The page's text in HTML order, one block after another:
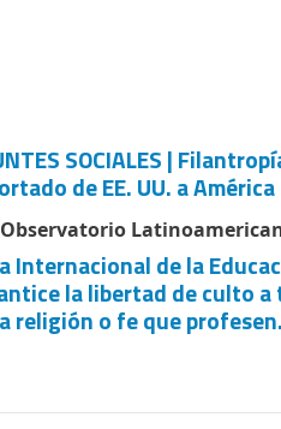
SOCIALES |
de EE. UU. a
Internacional de la
la libertad de culto
religión o fe que